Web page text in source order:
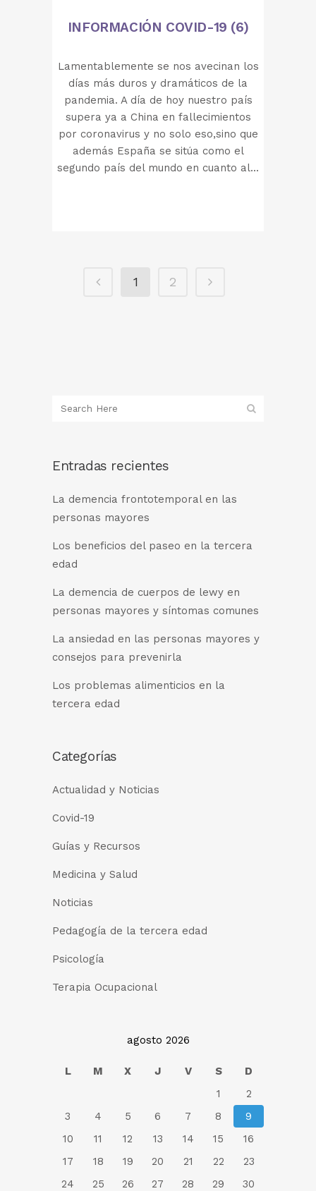
INFORMACIÓN COVID-19 (6)
Lamentablemente se nos avecinan los
días más duros y dramáticos de la
pandemia. A día de hoy nuestro país
supera ya a China en fallecimientos
por coronavirus y no solo eso,sino que
además España se sitúa como el
segundo país del mundo en cuanto al...
1 2
Entradas recientes
La demencia frontotemporal en las
personas mayores
Los beneficios del paseo en la tercera
edad
La demencia de cuerpos de lewy en
personas mayores y síntomas comunes
La ansiedad en las personas mayores y
consejos para prevenirla
Los problemas alimenticios en la
tercera edad
Categorías
Actualidad y Noticias
Covid-19
Guías y Recursos
Medicina y Salud
Noticias
Pedagogía de la tercera edad
Psicología
Terapia Ocupacional
agosto 2026
L M X J V S
D
1
2
3
4 5 6 7 8
9
10
11 12 13 14 15
16
17
18 19 20 21 22
23
24
25 26 27 28 29
30